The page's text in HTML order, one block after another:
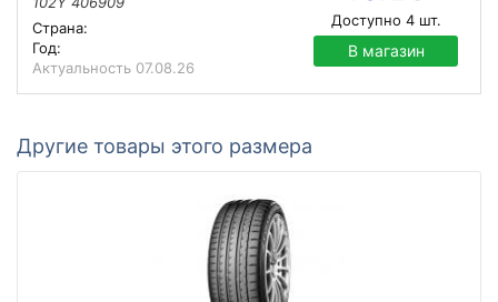
Страна:
Год:
Актуальность 07.08.26
Доступно 4шт.
В магазин
Другие товары этого размера